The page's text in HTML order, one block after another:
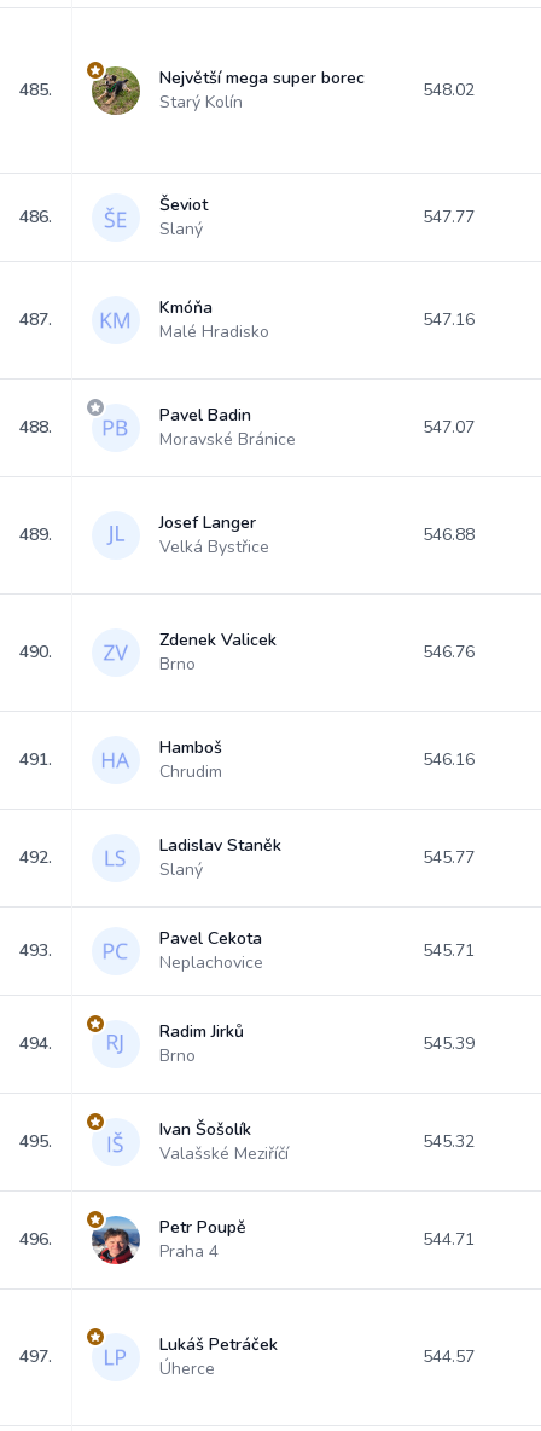
485.
Největší mega super borec
Starý Kolín
548.02
486.
Ševiot
Slaný
547.77
487.
Kmóňa
Malé Hradisko
547.16
488.
Pavel Badin
Moravské Bránice
547.07
489.
Josef Langer
Velká Bystřice
546.88
490.
Zdenek Valicek
Brno
546.76
491.
Hamboš
Chrudim
546.16
492.
Ladislav Staněk
Slaný
545.77
493.
Pavel Cekota
Neplachovice
545.71
494.
Radim Jirků
Brno
545.39
495.
Ivan Šošolík
Valašské Meziříčí
545.32
496.
Petr Poupě
Praha 4
544.71
497.
Lukáš Petráček
Úherce
544.57